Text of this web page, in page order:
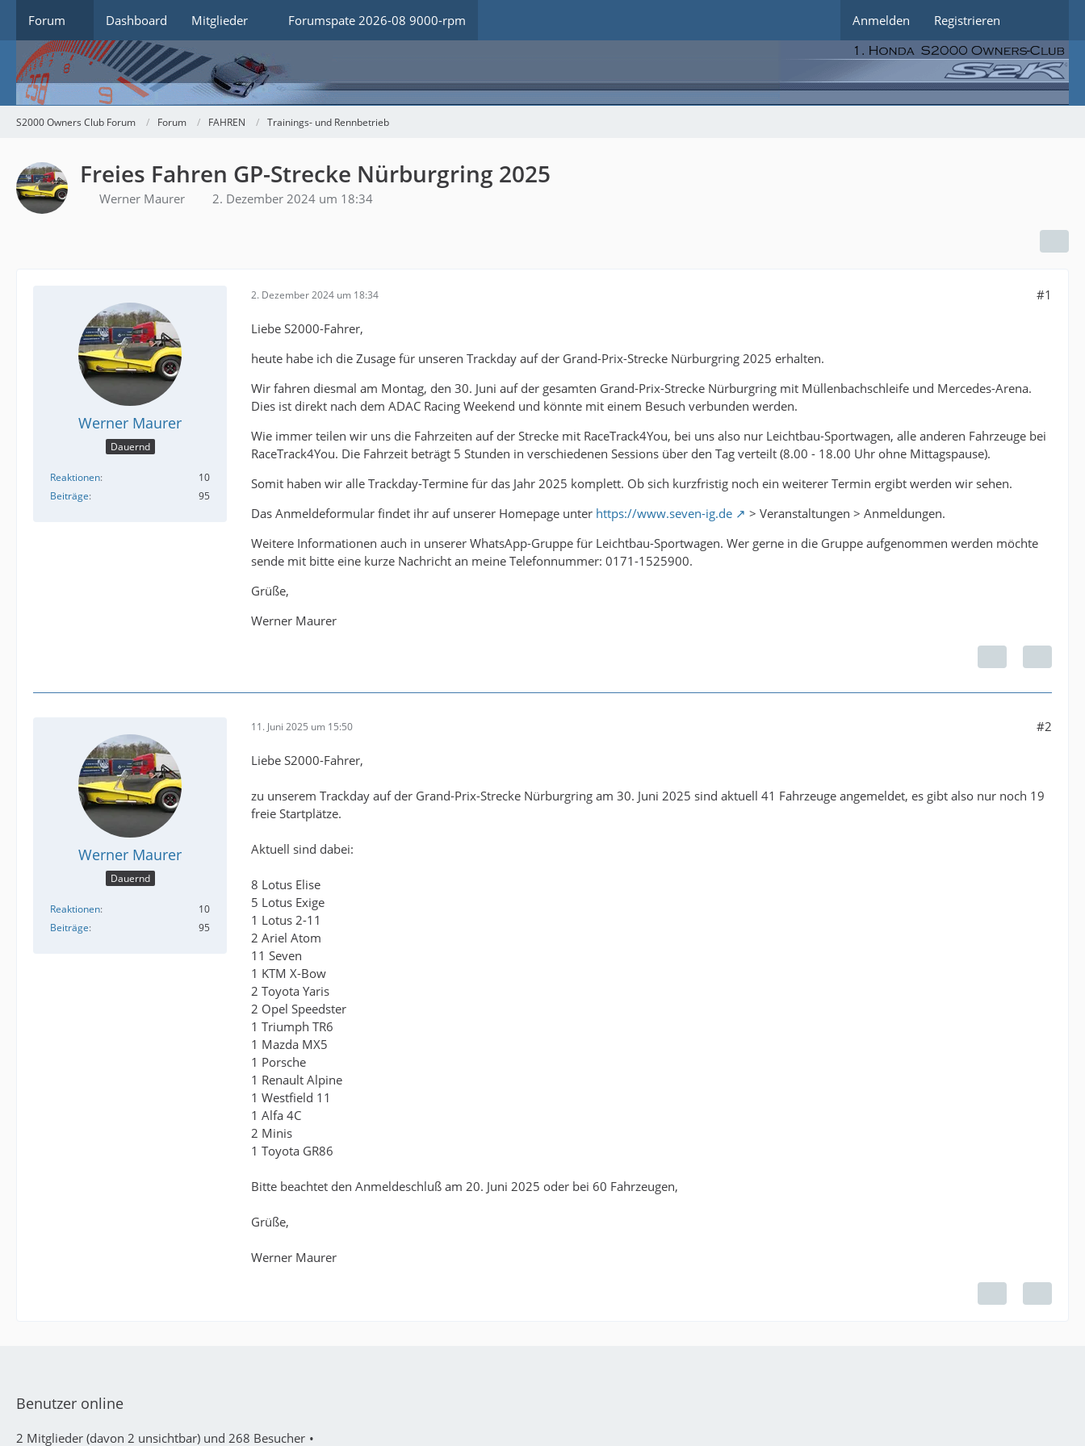
Forum Dashboard Mitglieder Forumspate 2026-08 9000-rpm Anmelden Registrieren
S2000 Owners Club Forum Forum FAHREN Trainings- und Rennbetrieb
Freies Fahren GP-Strecke Nürburgring 2025
Werner Maurer 2. Dezember 2024 um 18:34
Werner Maurer
Dauernd
Reaktionen
10
Beiträge
95
2. Dezember 2024 um 18:34 #1
Liebe S2000-Fahrer,
heute habe ich die Zusage für unseren Trackday auf der Grand-Prix-Strecke Nürburgring 2025 erhalten.
Wir fahren diesmal am Montag, den 30. Juni auf der gesamten Grand-Prix-Strecke Nürburgring mit Müllenbachschleife und Mercedes-Arena.
Dies ist direkt nach dem ADAC Racing Weekend und könnte mit einem Besuch verbunden werden.
Wie immer teilen wir uns die Fahrzeiten auf der Strecke mit RaceTrack4You, bei uns also nur Leichtbau-Sportwagen, alle anderen Fahrzeuge bei
RaceTrack4You. Die Fahrzeit beträgt 5 Stunden in verschiedenen Sessions über den Tag verteilt (8.00 - 18.00 Uhr ohne Mittagspause).
Somit haben wir alle Trackday-Termine für das Jahr 2025 komplett. Ob sich kurzfristig noch ein weiterer Termin ergibt werden wir sehen.
Das Anmeldeformular findet ihr auf unserer Homepage unter https://www.seven-ig.de
> Veranstaltungen > Anmeldungen.
Weitere Informationen auch in unserer WhatsApp-Gruppe für Leichtbau-Sportwagen. Wer gerne in die Gruppe aufgenommen werden möchte
sende mit bitte eine kurze Nachricht an meine Telefonnummer: 0171-1525900.
Grüße,
Werner Maurer
Werner Maurer
Dauernd
Reaktionen
10
Beiträge
95
11. Juni 2025 um 15:50 #2
Liebe S2000-Fahrer,
zu unserem Trackday auf der Grand-Prix-Strecke Nürburgring am 30. Juni 2025 sind aktuell 41 Fahrzeuge angemeldet, es gibt also nur noch 19
freie Startplätze.
Aktuell sind dabei:
8 Lotus Elise
5 Lotus Exige
1 Lotus 2-11
2 Ariel Atom
11 Seven
1 KTM X-Bow
2 Toyota Yaris
2 Opel Speedster
1 Triumph TR6
1 Mazda MX5
1 Porsche
1 Renault Alpine
1 Westfield 11
1 Alfa 4C
2 Minis
1 Toyota GR86
Bitte beachtet den Anmeldeschluß am 20. Juni 2025 oder bei 60 Fahrzeugen,
Grüße,
Werner Maurer
Benutzer online
2 Mitglieder (davon 2 unsichtbar) und 268 Besucher